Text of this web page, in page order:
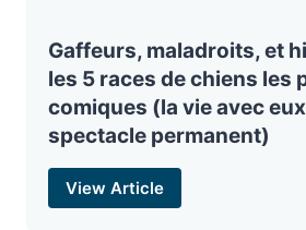
Gaffeurs, maladroits, et
les 5 races de chiens les
comiques (la vie avec
spectacle permanent)
View Article